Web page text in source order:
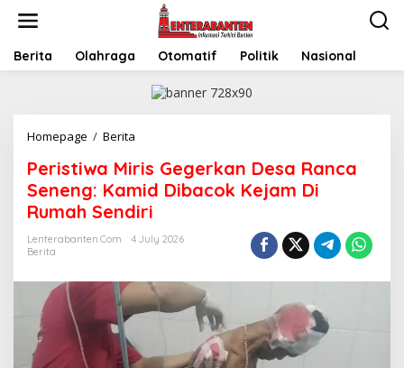
Berita Olahraga Otomatif Politik Nasional
Homepage / Berita
Gegerkan
Desa
Ranca
Seneng:
Kamid
Dibacok
Di
Rumah
Sendiri
Peristiwa Miris Gegerkan Desa Ranca
Seneng: Kamid Dibacok Kejam Di
Rumah Sendiri
Lenterabanten.com
4 July 2026
Berita